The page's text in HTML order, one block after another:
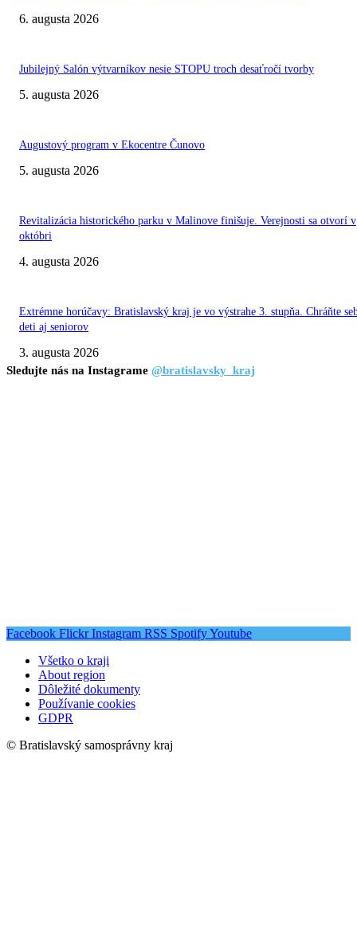
6. augusta 2026
Jubilejný Salón výtvarníkov nesie STOPU troch desaťročí tvorby
5. augusta 2026
Augustový program v Ekocentre Čunovo
5. augusta 2026
Revitalizácia historického parku v Malinove finišuje. Verejnosti sa otvorí v
októbri
4. augusta 2026
Extrémne horúčavy: Bratislavský kraj je vo výstrahe 3. stupňa. Chráňte
deti aj seniorov
3. augusta 2026
Sledujte nás na Instagrame @bratislavsky_kraj
Facebook Flickr Instagram RSS SpotifyYoutube
Všetko o kraji
About region
Dôležité dokumenty
Používanie cookies
GDPR
© Bratislavský samosprávny kraj